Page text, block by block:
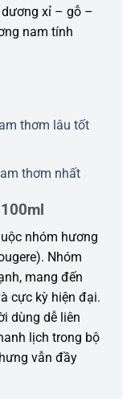
xỉ – gỗ –
nam tính
thơm lâu tốt
thơm nhất
nhóm hương
Nhóm
mang đến
cực kỳ hiện đại.
dùng dễ liên
lịch trong bộ
vẫn đầy